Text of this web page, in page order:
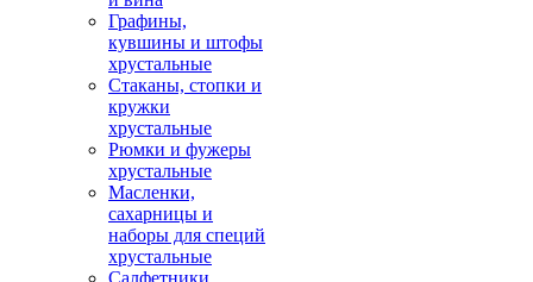
Графины,
кувшины и штофы
хрустальные
Стаканы, стопки и
кружки
хрустальные
Рюмки и фужеры
хрустальные
Масленки,
сахарницы и
наборы для специй
хрустальные
Салфетники